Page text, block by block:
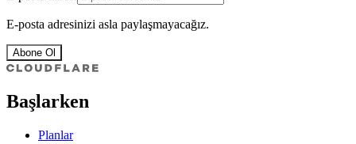
E-posta adresinizi asla paylaşmayacağız.
Abone Ol
Başlarken
Planlar